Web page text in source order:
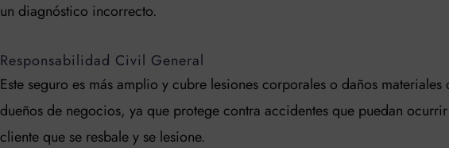
un diagnóstico incorrecto.
Responsabilidad Civil General
Este seguro es más amplio y cubre lesiones corporales o daños
dueños de negocios, ya que protege contra accidentes que puedan
cliente que se resbale y se lesione.